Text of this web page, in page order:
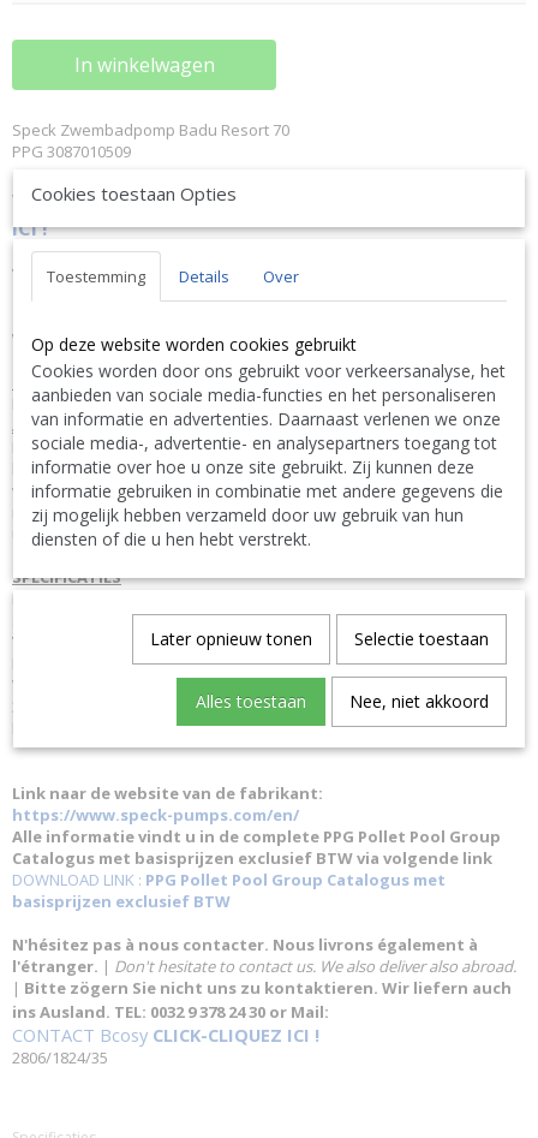
In winkelwagen
Speck Zwembadpomp Badu Resort 70
PPG 3087010509
VRAAG NU UW KORTING
ICI !
Of bel ons op 0032 (0)9 378 24 30 want vragen kost niks en is
VRIJBLIJVEND ! We geven altijd de laagste prijsgarantie en
bovendien persoonlijk advies.
Wij geven op aanvraag via mail hierop een KORTING inclusief
levering.
OMSCHRIJVING
Kostenbesparende pomp voor grote systemen. Licht en krachtig.
ALGEMEEN
Hoe werkt het? Zwembadwatercirculatie door filtersysteem. De pomp
kan maximaal 3 meter boven of onder het waterpeil geïnstalleerd
worden. Pomp uit één stuk met ingebouwde zeeftank. De
mechanische afdichting is gemonteerd op een asbeschermingsbuis
uit kunststof. De motoras en de pompas komen niet in contact met het
SPECIFICATIES
Merk: Badu Garantie: 3 jaar garantie Fase: III - 400/230 Variabele
snelheid: Nee Debiet (op 10m): 70 m³/h Aansluiting IN: 110 mm
Voorfilter maaswijdte: Approx. 3.4 x 3.2 mm Pomphuis: PP GF 30
Behuizing: PP TV 40 Gland behuizing: PP TV 40 Diffuser: PP GF 30
Waaiermoer: PP GF 30 Voorfilter: PP Deksel: PC, Transparant/PA 66 GF
30 Lijm-aansluiting: ABS Schroeven: Roestvrij staal Vermogen motor: 3
kw Waaier: PPE GF 30/PP GF 30 Max zwembadomvang: 120-500 m³
Link naar de website van de fabrikant:
https://www.speck-pumps.com/en/
Alle informatie vindt u in de complete PPG Pollet Pool Group
Catalogus met basisprijzen exclusief BTW via volgende link
DOWNLOAD LINK : PPG Pollet Pool Group Catalogus met
basisprijzen exclusief BTW
N'hésitez pas à nous contacter. Nous livrons également à
l'étranger. | Don't hesitate to contact us. We also deliver also abroad.
| Bitte zögern Sie nicht uns zu kontaktieren. Wir liefern auch
ins Ausland. TEL: 0032 9 378 24 30 or Mail:
CONTACT Bcosy CLICK-CLIQUEZ ICI !
2806/1824/35
Cookies toestaan Opties
Toestemming Details Over
Op deze website worden cookies gebruikt
Cookies worden door ons gebruikt voor verkeersanalyse, het
aanbieden van sociale media-functies en het personaliseren
van informatie en advertenties. Daarnaast verlenen we onze
sociale media-, advertentie- en analysepartners toegang tot
informatie over hoe u onze site gebruikt. Zij kunnen deze
informatie gebruiken in combinatie met andere gegevens die
zij mogelijk hebben verzameld door uw gebruik van hun
diensten of die u hen hebt verstrekt.
Later opnieuw tonen Selectie toestaan
Alles toestaan Nee, niet akkoord